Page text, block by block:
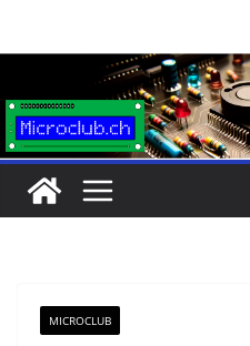
MICROCLUB